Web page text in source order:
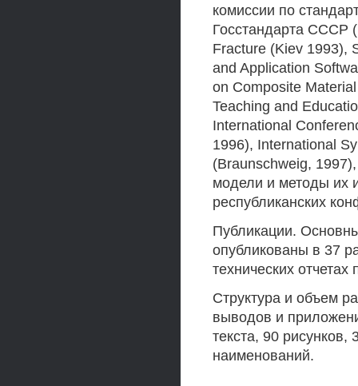
комиссии по
Госстандарта СССР
Fracture (Kiev 1993),
and Application
on Composite
Teaching and
International
1996), International
(Braunschweig,
модели и методы их
республиканских
Публикации.
опубликованы в 37
технических
Структура и объем
выводов и
текста, 90
наименований.